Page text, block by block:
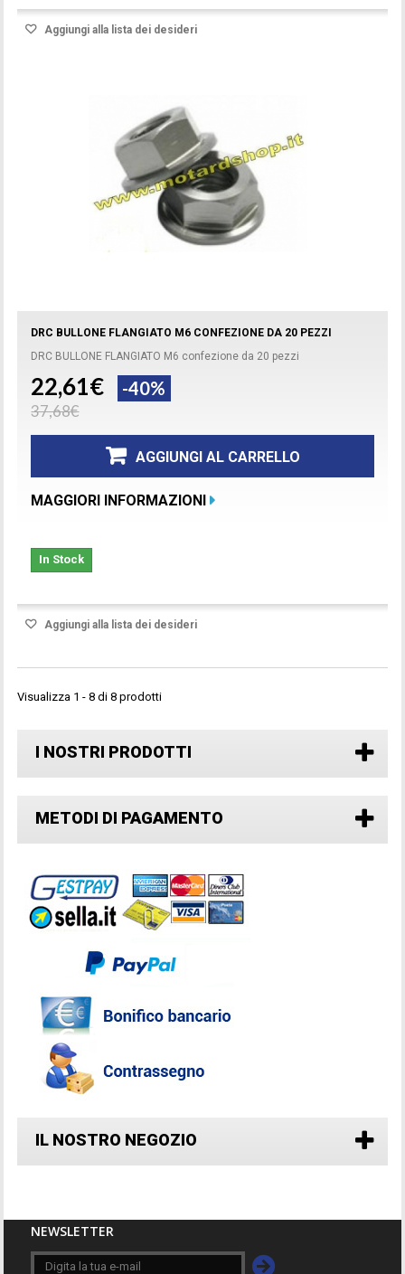
Aggiungi alla lista dei desideri
DRC BULLONE FLANGIATO M6 CONFEZIONE DA 20 PEZZI
DRC BULLONE FLANGIATO M6 confezione da 20 pezzi
22,61€ -40%
37,68€
AGGIUNGI AL CARRELLO
MAGGIORI INFORMAZIONI
In Stock
Aggiungi alla lista dei desideri
Visualizza 1 - 8 di 8 prodotti
I NOSTRI PRODOTTI
METODI DI PAGAMENTO
IL NOSTRO NEGOZIO
NEWSLETTER